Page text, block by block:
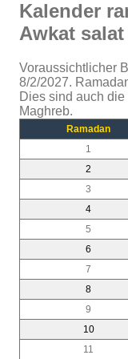
Kalender
Awkat salat
Voraussichtlicher
8/2/2027.
Dies sind auch
Maghreb.
Ramadan
1
2
3
4
5
6
7
8
9
10
11